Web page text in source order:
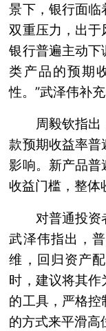
景下，银行面
双重压力，出于
银行普遍主动
类产品的预期
性。”武泽伟补充
周毅钦指
款预期收益率
影响。新产品
收益门槛，整体
对普通投资
武泽伟指出，
维，回归资产
时，建议将其作
的工具，严格
的方式来平滑高